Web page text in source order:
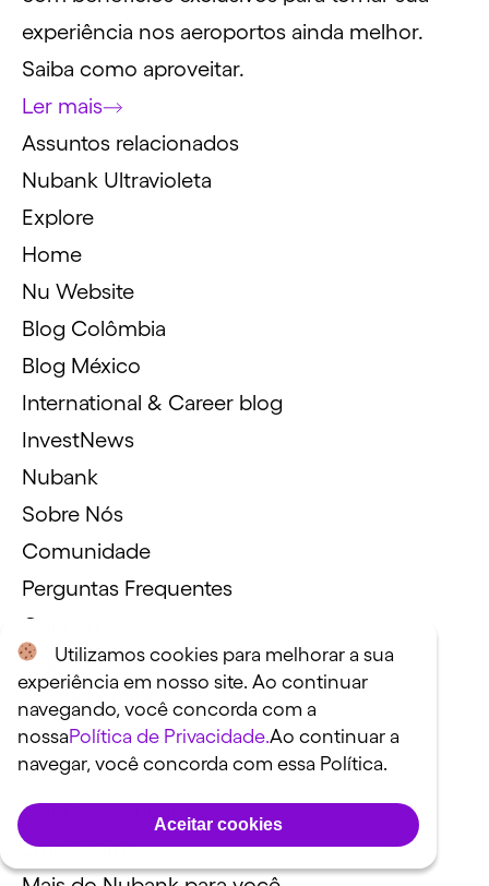
experiência nos aeroportos ainda melhor.
Saiba como aproveitar.
Ler mais
Assuntos relacionados
Nubank Ultravioleta
Explore
Home
Nu Website
Blog Colômbia
Blog México
International & Career blog
InvestNews
Nubank
Sobre Nós
Comunidade
Perguntas Frequentes
Contato
Política de Privacidade
Nossa Equipe de Redatores
Nossos produtos
Cartão de Crédito
Conta do Nubank
Empréstimo
Utilizamos cookies para melhorar a sua
experiência em nosso site. Ao continuar
navegando, você concorda com a
nossaPolítica de Privacidade.Ao continuar a
navegar, você concorda com essa Política.
Aceitar cookies